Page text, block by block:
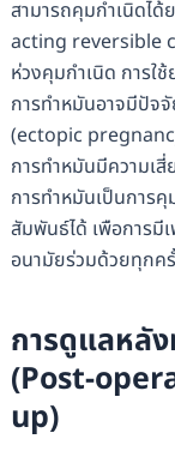
สามารถคุมกำเนิดได้
acting reversible
ห่วงคุมกำเนิด การใ
การทำหมันอาจมีปัจ
(ectopic
การทำหมันมีความเสี่
การทำหมันเป็นการ
สัมพันธ์ได้ เพือการมี
อนามัยร่วมด้วยทุกค
การดูแลหลั
(Post-
up)